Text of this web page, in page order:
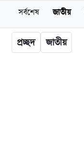
সর্বশেষ জাতীয়
প্রচ্ছদ জাতীয়